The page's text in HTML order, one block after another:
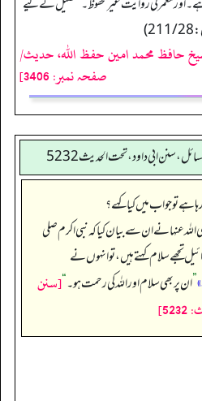
حافظ محمد امین حفظ اللہ، حدیث/
صفحہ نمبر: 3406]
سنن ابي داود ، تحت الحديث 5232
ہے تو جواب میں کیا کہے؟
عنہا نے ان سے بیان کیا کہ نبی اکرم صلی
تجھے سلام کہتے ہیں، تو انہوں نے
”ان پر بھی سلام اور اللہ کی رحمت ہو۔‏‏‏‏“[سنن